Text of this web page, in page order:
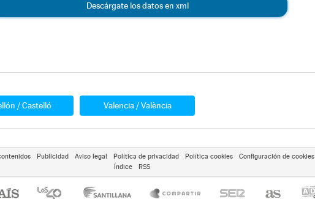
Descárgate los datos en xml
/ Castelló Valencia / València
Publicidad Aviso legal Política de privacidad Política cookies Configuración de cookies
Índice
RSS